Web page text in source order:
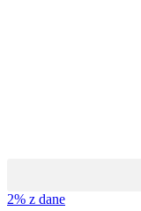
2% z dane